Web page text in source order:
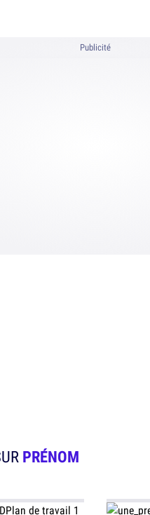
Publicité
PRÉNOM